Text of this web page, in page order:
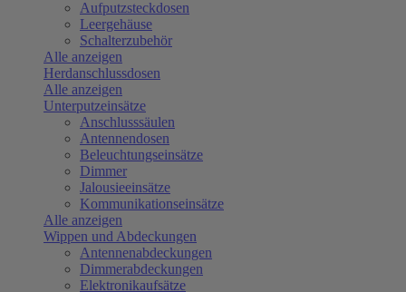
Aufputzsteckdosen
Leergehäuse
Schalterzubehör
Alle anzeigen
Herdanschlussdosen
Alle anzeigen
Unterputzeinsätze
Anschlusssäulen
Antennendosen
Beleuchtungseinsätze
Dimmer
Jalousieeinsätze
Kommunikationseinsätze
Alle anzeigen
Wippen und Abdeckungen
Antennenabdeckungen
Dimmerabdeckungen
Elektronikaufsätze